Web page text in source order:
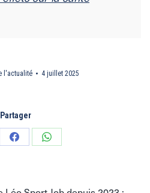
l'actualité 4 juillet 2025
Partager
PartagerPartager